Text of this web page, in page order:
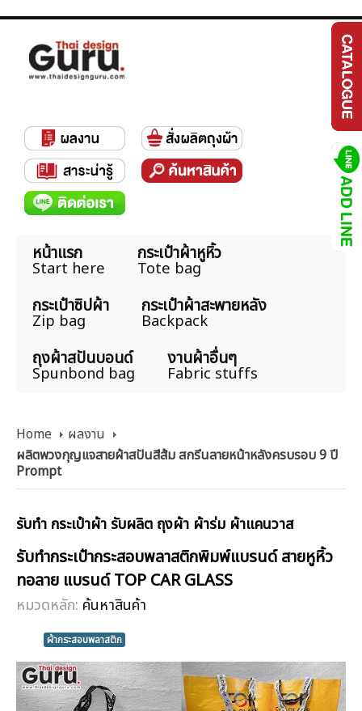
หน้าแรก
Start here
กระเป๋าผ้าหูหิ้ว
Tote bag
กระเป๋าซิปผ้า
Zip bag
กระเป๋าผ้าสะพายหลัง
Backpack
ถุงผ้าสปันบอนด์
Spunbond bag
งานผ้าอื่นๆ
Fabric stuffs
Home
ผลงาน
ผลิตพวงกุญแจสายผ้าสปันสีส้ม สกรีนลายหน้าหลังครบรอบ 9 ปี
Prompt
รับทำ กระเป๋าผ้า รับผลิต ถุงผ้า ผ้าร่ม ผ้าแคนวาส
รับทำกระเป๋ากระสอบพลาสติกพิมพ์แบรนด์ สายหูหิ้ว
ทอลาย แบรนด์ TOP CAR GLASS
หมวดหลัก: ค้นหาสินค้า
ผ้ากระสอบพลาสติก